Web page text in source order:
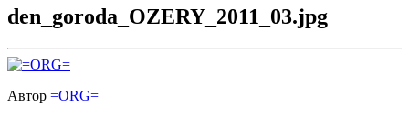
den_goroda_OZERY_2011_03.jpg
Автор =ORG=